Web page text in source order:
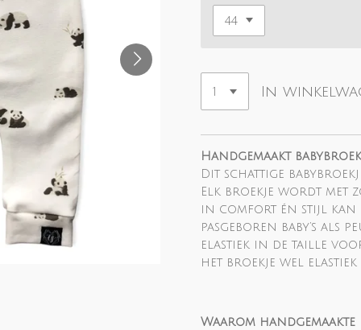
In
Handgemaakt
Dit schattige
Elk broekje wordt met
in comfort én stijl kan
pasgeboren baby’s als
elastiek in de taille
het broekje wel
Waarom handgemaakte